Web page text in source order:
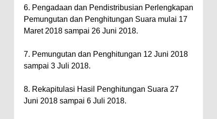
6. Pengadaan dan Pendistribusian Perlengkapan
Pemungutan dan Penghitungan Suara mulai 17
Maret 2018 sampai 26 Juni 2018.
7. Pemungutan dan Penghitungan 12 Juni 2018
sampai 3 Juli 2018.
8. Rekapitulasi Hasil Penghitungan Suara 27
Juni 2018 sampai 6 Juli 2018.